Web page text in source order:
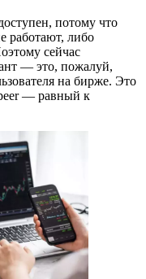
потому что
работают, либо
сейчас
— это, пожалуй,
на бирже. Это
peer — равный к